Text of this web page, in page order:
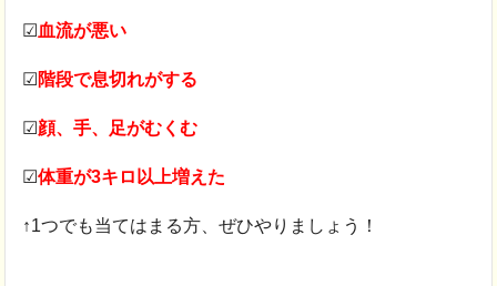
☑血流が悪い
☑階段で息切れがする
☑顔、手、足がむくむ
☑体重が3キロ以上増えた
↑1つでも当てはまる方、ぜひやりましょう！